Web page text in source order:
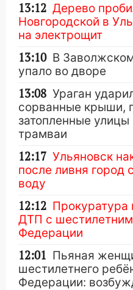
13:12 Дерево
Новгородской в
на электрощит
13:10 В
упало во дворе
13:08 Ураган
сорванные крыши,
затопленные
трамваи
12:17 Ульяновск
после ливня город
воду
12:12 Прокуратура
ДТП с
Федерации
12:01 Пьяная
шестилетнего
Федерации: